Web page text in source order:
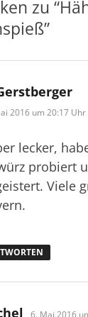
zu “
”
2016 um 20:17 Uhr
lecker,
probiert
Viele
sagt:
6. Mai 2016